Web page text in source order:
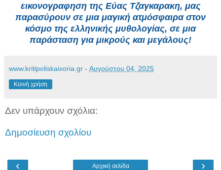
εικονογραφηση της Εύας Τζαγκαρακη, μας
παρασύρουν σε μια μαγική ατμόσφαιρα στον
κόσμο της ελληνικής μυθολογίας, σε μια
παράσταση για μικρούς και μεγάλους!
www.kritipoliskaixoria.gr - Αυγούστου 04, 2025
Κοινή χρήση
Δεν υπάρχουν σχόλια:
Δημοσίευση σχολίου
‹ ›
Αρχική σελίδα